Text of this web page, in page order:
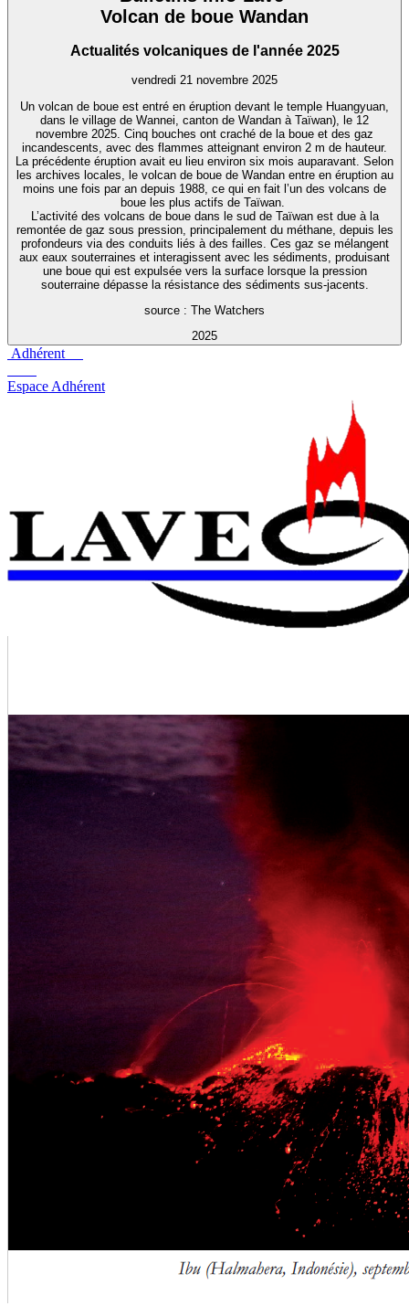
Volcan de boue Wandan
Actualités volcaniques de l'année 2025
vendredi 21 novembre 2025
Un volcan de boue est entré en éruption devant le temple Huangyuan,
dans le village de Wannei, canton de Wandan à Taïwan), le 12
novembre 2025. Cinq bouches ont craché de la boue et des gaz
incandescents, avec des flammes atteignant environ 2 m de hauteur.
La précédente éruption avait eu lieu environ six mois auparavant. Selon
les archives locales, le volcan de boue de Wandan entre en éruption au
moins une fois par an depuis 1988, ce qui en fait l’un des volcans de
boue les plus actifs de Taïwan.
L’activité des volcans de boue dans le sud de Taïwan est due à la
remontée de gaz sous pression, principalement du méthane, depuis les
profondeurs via des conduits liés à des failles. Ces gaz se mélangent
aux eaux souterraines et interagissent avec les sédiments, produisant
une boue qui est expulsée vers la surface lorsque la pression
souterraine dépasse la résistance des sédiments sus-jacents.
source : The Watchers
2025
Adhérent
Espace Adhérent